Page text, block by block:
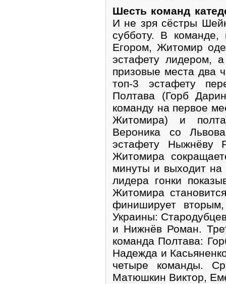
Шесть команд
И не зря сёстры
субботу. В
Егором, Житомир
эстафету лидером,
призовые места два
топ-3 эстафету
Полтава (Горб
команду на первое
Житомира) и
Вероника со
эстафету Ныжнёву
Житомира
минуты и выходит на
лидера гонки
Житомира
финиширует
Украины:
и Нижнёв Роман.
команда Полтава:
Надежда и
четыре команды.
Матюшкин Виктор,